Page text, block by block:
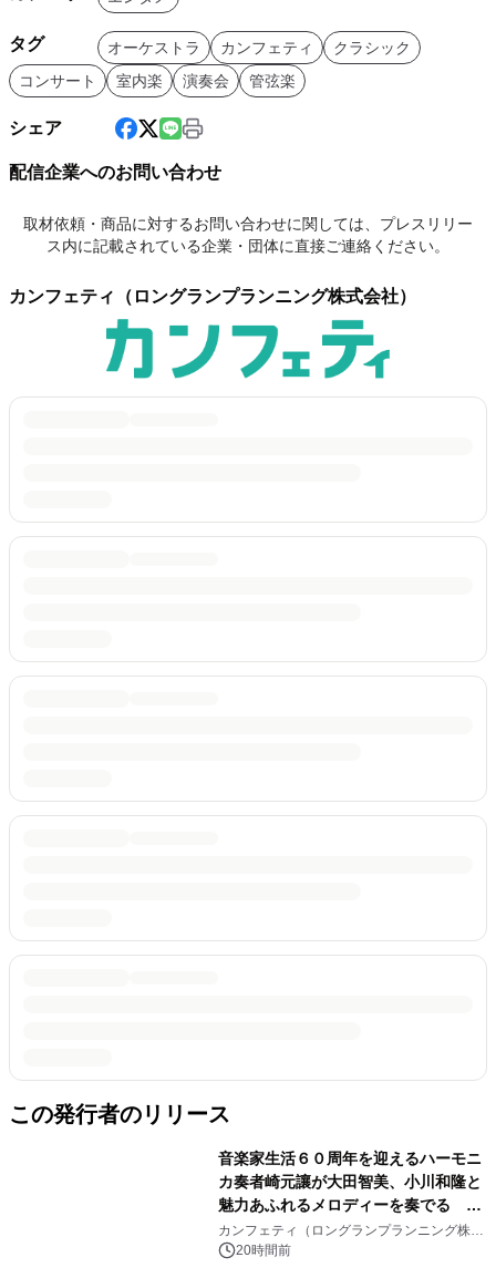
タグ オーケストラ カンフェティ
クラシック
コンサート
室内楽 演奏会 管弦楽
シェア
配信企業へのお問い合わせ
取材依頼・商品に対するお問い合わせに関しては、プレスリリー
ス内に記載されている企業・団体に直接ご連絡ください。
カンフェティ（ロングランプランニング株式会社）
この発行者のリリース
音楽家生活６０周年を迎えるハーモニ
カ奏者崎元讓が大田智美、小川和隆と
魅力あふれるメロディーを奏でる
『ファンタスティック・トリオⅢ』チ
ケット8月24日(月)～発売開始！
カンフェティ（ロングランプランニング株式
会社）
20時間前